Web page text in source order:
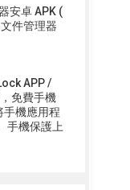
安卓 APK (
件管理器
APP /
免費手機
手機應用程
手機保護上